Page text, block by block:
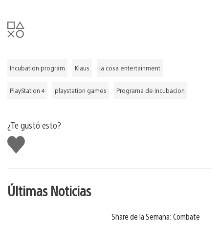
Incubation program Klaus la cosa entertainment
PlayStation 4 playstation games Programa de incubacion
¿Te gustó esto?
Me
gusta
Últimas Noticias
Share de la Semana: Combate